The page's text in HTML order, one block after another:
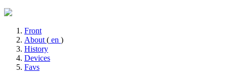
Front
About ( en )
History
Devices
Favs